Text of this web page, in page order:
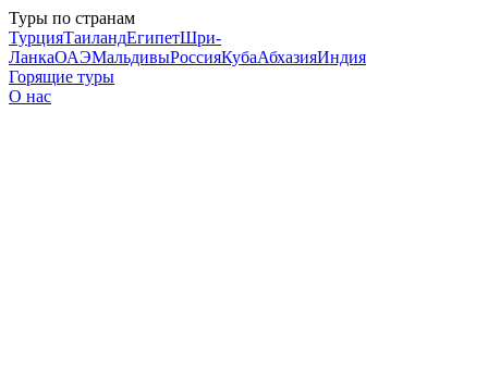
Туры по странам
ТурцияТаиландЕгипетШри-
ЛанкаОАЭМальдивыРоссияКубаАбхазияИндия
Горящие туры
О нас